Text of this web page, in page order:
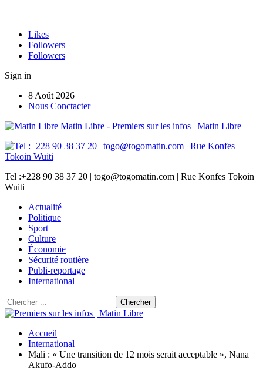
Likes
Followers
Followers
Sign in
8 Août 2026
Nous Conctacter
Matin Libre - Premiers sur les infos | Matin Libre
Tel :+228 90 38 37 20 | togo@togomatin.com | Rue Konfes Tokoin
Wuiti
Actualité
Politique
Sport
Culture
Économie
Sécurité routière
Publi-reportage
International
Accueil
International
Mali : « Une transition de 12 mois serait acceptable », Nana
Akufo-Addo